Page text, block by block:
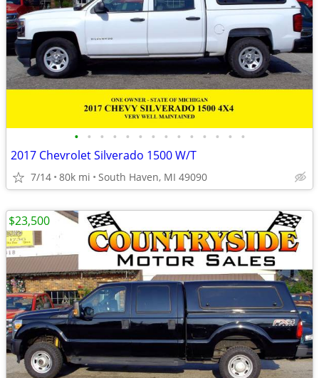
• • • • • • • • • • • • • •
2017 Chevrolet Silverado 1500 W/T
7/14 80k mi South Haven, MI 49090
$23,500